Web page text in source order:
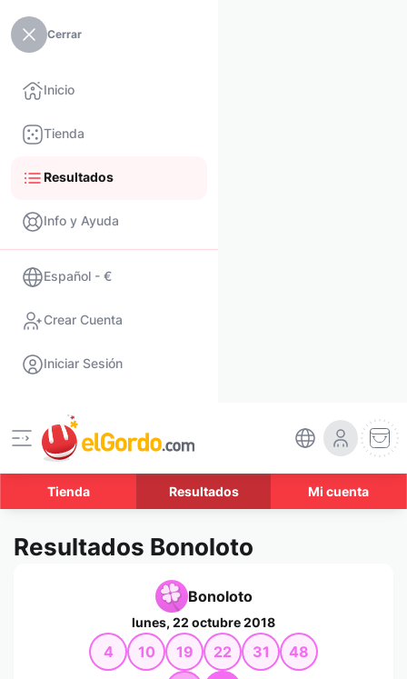
Cerrar
Inicio
Tienda
Resultados
Info y Ayuda
Español - €
Crear Cuenta
Iniciar Sesión
Tienda Resultados Mi cuenta
Resultados Bonoloto
Bonoloto
lunes, 22 octubre 2018
4 10 19 22 31 48